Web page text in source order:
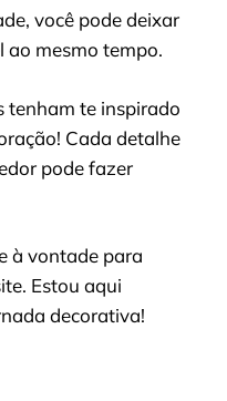
você pode deixar
ao mesmo tempo.
tenham te inspirado
Cada detalhe
pode fazer
à vontade para
Estou aqui
decorativa!